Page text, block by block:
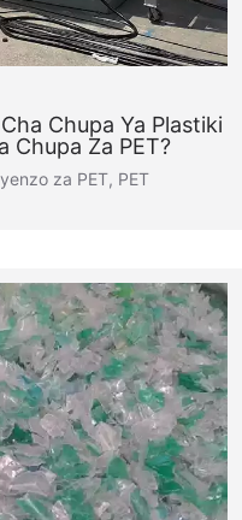
Chupa Ya Plastiki
Chupa Za PET?
za PET, PET